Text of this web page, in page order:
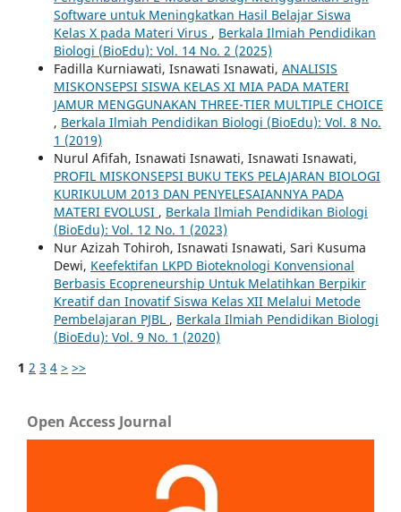
Software untuk Meningkatkan Hasil Belajar Siswa
Kelas X pada Materi Virus , Berkala Ilmiah Pendidikan
Biologi (BioEdu): Vol. 14 No. 2 (2025)
Fadilla Kurniawati, Isnawati Isnawati, ANALISIS
MISKONSEPSI SISWA KELAS XI MIA PADA MATERI
JAMUR MENGGUNAKAN THREE-TIER MULTIPLE CHOICE
, Berkala Ilmiah Pendidikan Biologi (BioEdu): Vol. 8 No.
1 (2019)
Nurul Afifah, Isnawati Isnawati, Isnawati Isnawati,
PROFIL MISKONSEPSI BUKU TEKS PELAJARAN BIOLOGI
KURIKULUM 2013 DAN PENYELESAIANNYA PADA
MATERI EVOLUSI , Berkala Ilmiah Pendidikan Biologi
(BioEdu): Vol. 12 No. 1 (2023)
Nur Azizah Tohiroh, Isnawati Isnawati, Sari Kusuma
Dewi, Keefektifan LKPD Bioteknologi Konvensional
Berbasis Ecopreneurship Untuk Melatihkan Berpikir
Kreatif dan Inovatif Siswa Kelas XII Melalui Metode
Pembelajaran PJBL , Berkala Ilmiah Pendidikan Biologi
(BioEdu): Vol. 9 No. 1 (2020)
1 2 3 4 > >>
Open Access Journal